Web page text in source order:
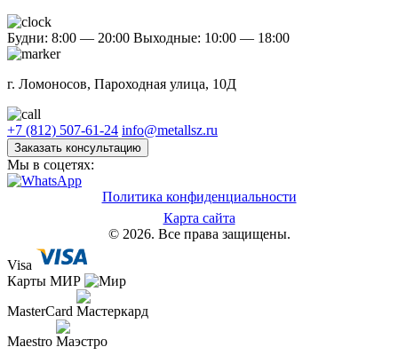
Будни: 8:00 — 20:00 Выходные: 10:00 — 18:00
г. Ломоносов, Пароходная улица, 10Д
+7 (812) 507-61-24 info@metallsz.ru
Заказать консультацию
Мы в соцетях:
Политика конфиденциальности
Карта сайта
© 2026. Все права защищены.
Visa
Карты МИР
MasterCard
Maestro